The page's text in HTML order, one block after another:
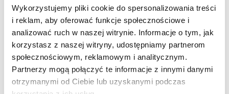
Wykorzystujemy pliki cookie do spersonalizowania treści
i reklam, aby oferować funkcje społecznościowe i
analizować ruch w naszej witrynie. Informacje o tym, jak
korzystasz z naszej witryny, udostępniamy partnerom
społecznościowym, reklamowym i analitycznym.
Partnerzy mogą połączyć te informacje z innymi danymi
otrzymanymi od Ciebie lub uzyskanymi podczas
Phở bò – wietnamska zupa na wołowinie z
makaronem ryżowym